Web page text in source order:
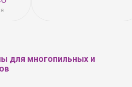
для многопильных и